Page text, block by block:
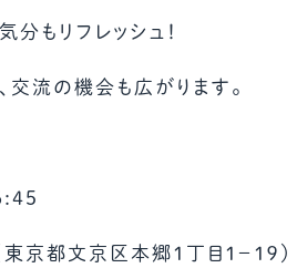
もリフレッシュ！
交流の機会も広がります。
都文京区本郷１丁目１−１９）